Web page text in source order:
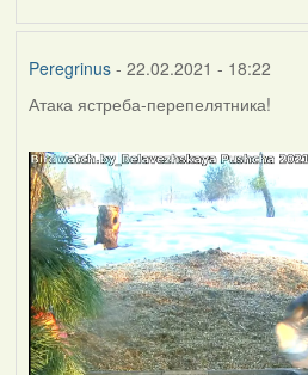
Peregrinus- 22.02.2021 - 18:22
Атака ястреба-перепелятника!